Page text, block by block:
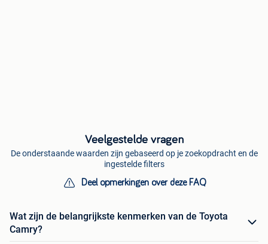
Veelgestelde vragen
De onderstaande waarden zijn gebaseerd op je zoekopdracht en de
ingestelde filters
Deel opmerkingen over deze FAQ
Wat zijn de belangrijkste kenmerken van de Toyota
Camry?